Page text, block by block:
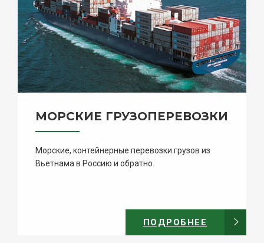
МОРСКИЕ ГРУЗОПЕРЕВОЗКИ
Морские, контейнерные перевозки грузов из
Вьетнама в Россию и обратно.
ПОДРОБНЕЕ